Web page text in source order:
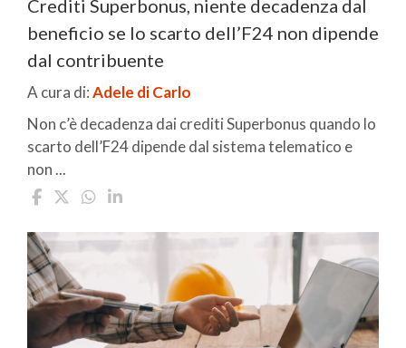
Crediti Superbonus, niente decadenza dal
beneficio se lo scarto dell’F24 non dipende
dal contribuente
A cura di:Adele di Carlo
Non c’è decadenza dai crediti Superbonus quando lo
scarto dell’F24 dipende dal sistema telematico e
non ...